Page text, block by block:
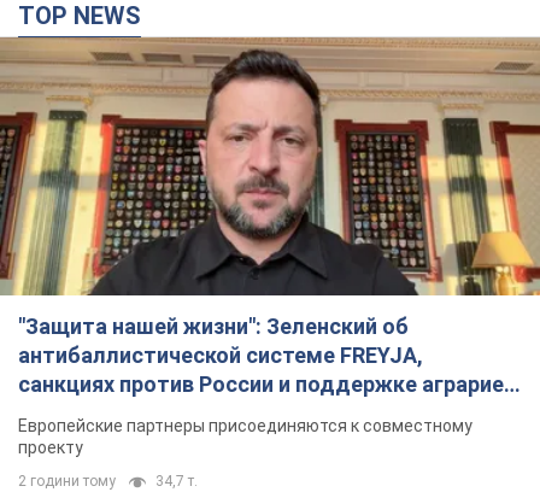
TOP NEWS
"Защита нашей жизни": Зеленский об
антибаллистической системе FREYJA,
санкциях против России и поддержке аграриев.
Видео
Европейские партнеры присоединяются к совместному
проекту
2 години тому 34,7 т.